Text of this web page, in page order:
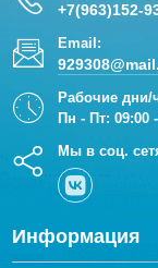
+7(963)152-
Email:
Рабочие дни/
Пн - Пт: 09:00
Мы в соц.
Информация